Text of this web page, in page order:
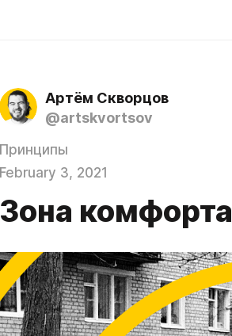
Артём Скворцов
@artskvortsov
Принципы
February 3, 2021
Зона комфорта